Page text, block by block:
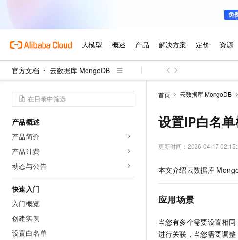
官方文档 云数据库 MongoDB
产品概述
产品简介
产品计费
动态与公告
快速入门
入门概览
创建实例
设置白名单
首页 云数据库 MongoDB
设置IP白名
更新时间： 2026-04-17
本文介绍云数据库
应用场景
当您有多个需要设置相同
进行关联，当您需要调整